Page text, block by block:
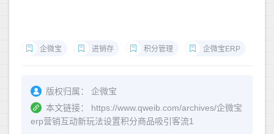
企微宝 进销存 积分管理 企微宝ERP
版权归属：
企微宝
本文链接：
https://www.qweib.com/archives/企微宝
erp营销互动新玩法设置积分商品吸引客流1